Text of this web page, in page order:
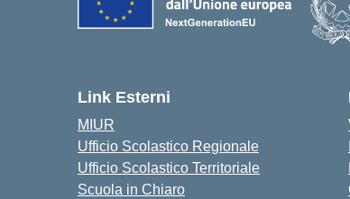
Link Esterni
MIUR
Ufficio Scolastico Regionale
Ufficio Scolastico Territoriale
Scuola in Chiaro